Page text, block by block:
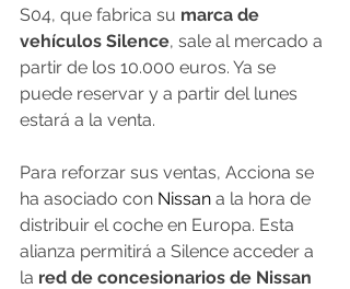
S04, que fabrica su marca de
vehículos Silence, sale al mercado a
partir de los 10.000 euros. Ya se
puede reservar y a partir del lunes
estará a la venta.
Para reforzar sus ventas, Acciona se
ha asociado con Nissan a la hora de
distribuir el coche en Europa. Esta
alianza permitirá a Silence acceder a
la red de concesionarios de Nissan